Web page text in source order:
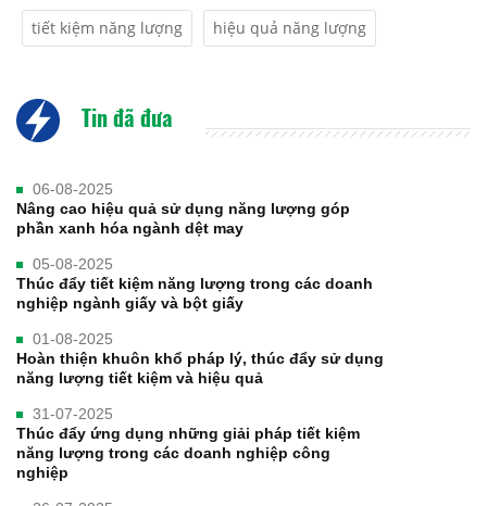
tiết kiệm năng lượng hiệu quả năng lượng
Tin đã đưa
06-08-2025
Nâng cao hiệu quả sử dụng năng lượng góp
phần xanh hóa ngành dệt may
05-08-2025
Thúc đẩy tiết kiệm năng lượng trong các doanh
nghiệp ngành giấy và bột giấy
01-08-2025
Hoàn thiện khuôn khổ pháp lý, thúc đẩy sử dụng
năng lượng tiết kiệm và hiệu quả
31-07-2025
Thúc đẩy ứng dụng những giải pháp tiết kiệm
năng lượng trong các doanh nghiệp công
nghiệp